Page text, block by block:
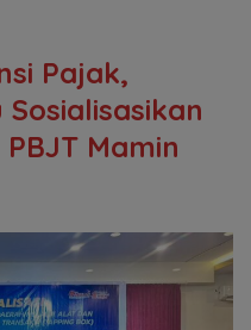
Pajak,
Mamin